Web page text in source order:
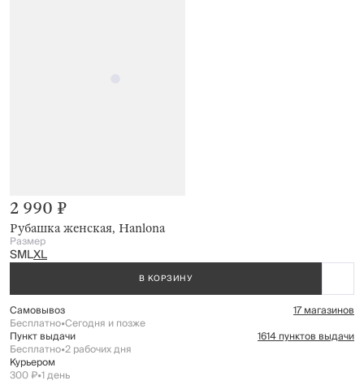
Рубашка женская, Hanlona
2 990 ₽
Размер
SMLXL
В КОРЗИНУ
Самовывоз 17 магазинов
Бесплатно•Сегодня и позже
Пункт выдачи 1614 пунктов выдачи
Бесплатно•2 рабочих дня
Курьером
300 ₽•1 день